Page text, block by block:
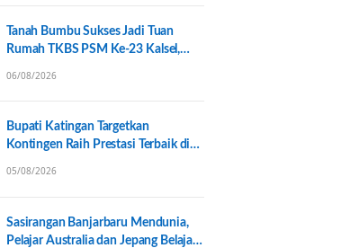
Tanah Bumbu Sukses Jadi Tuan
Rumah TKBS PSM Ke-23 Kalsel,
06/08/2026
Bupati Katingan Targetkan
Kontingen Raih Prestasi Terbaik di
05/08/2026
Sasirangan Banjarbaru Mendunia,
Pelajar Australia dan Jepang Belajar